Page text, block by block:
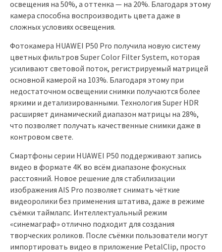
освещения на 50%, а оттенка — на 20%. Благодаря этому
камера способна воспроизводить цвета даже в
сложных условиях освещения.
Фотокамера HUAWEI P50 Pro получила новую систему
цветных фильтров Super Color Filter System, которая
усиливают световой поток, регистрируемый матрицей
основной камерой на 103%. Благодаря этому при
недостаточном освещении снимки получаются более
яркими и детализированными. Технология Super HDR
расширяет динамический диапазон матрицы на 28%,
что позволяет получать качественные снимки даже в
контровом свете.
Смартфоны серии HUAWEI P50 поддерживают запись
видео в формате 4K во всём диапазоне фокусных
расстояний. Новое решение для стабилизации
изображения AIS Pro позволяет снимать чёткие
видеоролики без применения штатива, даже в режиме
съёмки таймлапс. Интеллектуальный режим
«синемаграф» отлично подходит для создания
творческих роликов. После съёмки пользователи могут
импортировать видео в приложение PetalClip, просто